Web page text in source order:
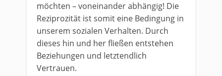
möchten – voneinander abhängig! Die
Reziprozität ist somit eine Bedingung in
unserem sozialen Verhalten. Durch
dieses hin und her fließen entstehen
Beziehungen und letztendlich
Vertrauen.